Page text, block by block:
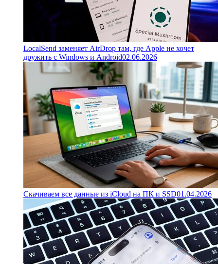
LocalSend заменяет AirDrop там, где Apple не хочет
дружить с Windows и Android02.06.2026
Скачиваем все данные из iCloud на ПК и SSD01.04.2026